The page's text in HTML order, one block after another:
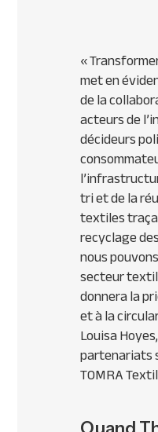
«
met en
de la
acteurs de
décideurs
tri et de la
textiles
recyclage
nous
secteur
donnera la
et à la
Louisa
partenariats
TOMRA